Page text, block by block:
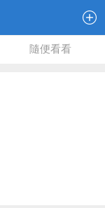
隨便看看